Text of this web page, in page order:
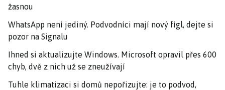
žasnou
WhatsApp není jediný. Podvodníci mají nový fígl, dejte si
pozor na Signalu
Ihned si aktualizujte Windows. Microsoft opravil přes 600
chyb, dvě z nich už se zneužívají
Tuhle klimatizaci si domů nepořizujte: je to podvod,